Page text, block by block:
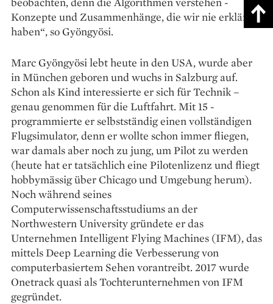
Konzepte und Zusammenhänge, die wir nie ­erklärt
haben“, so Gyön­gyösi.
Marc Gyöngyösi lebt heute in den USA, wurde aber
in München geboren und wuchs in Salzburg auf.
Schon als Kind interessierte er sich für Technik –
genau genommen für die Luftfahrt. Mit 15 ­
programmierte er selbstständig einen vollständigen
Flugsimulator, denn er wollte schon immer fliegen,
war damals aber noch zu jung, um Pilot zu werden
(heute hat er tatsächlich eine Pilotenlizenz und fliegt
hobbymässig über Chicago und Umgebung herum).
Noch während seines
Computerwissenschaftsstudiums an der
Northwestern University gründete er das
Unternehmen Intelligent Flying Machines (IFM), das
mittels Deep Learning die Verbesserung von
computer­basiertem Sehen vorantreibt. 2017 wurde
Onetrack quasi als Tochterunternehmen von IFM
gegründet.